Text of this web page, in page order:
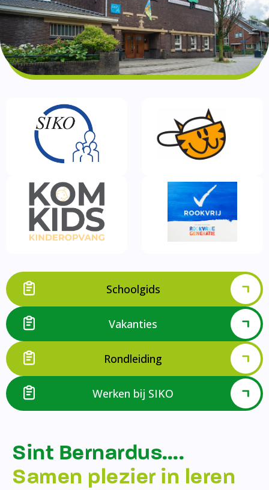
Kinderopvang
BSO
Routebeschrijving
Privacy
Schoolgids
Vakanties
Rondleiding
Werken bij SIKO
Sint Bernardus….
Samen plezier in leren